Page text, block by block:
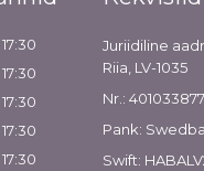
Juriidiline
Riia, LV-1035
Nr.:
Pank:
Swift: